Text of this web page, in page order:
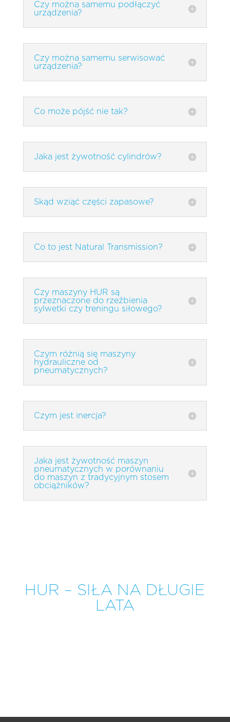
Czy można samemu podłączyć
urządzenia?
Czy można samemu serwisować
urządzenia?
Co może pójść nie tak?
Jaka jest żywotność cylindrów?
Skąd wziąć części zapasowe?
Co to jest Natural Transmission?
Czy maszyny HUR są
przeznaczone do rzeźbienia
sylwetki czy treningu siłowego?
Czym różnią się maszyny
hydrauliczne od
pneumatycznych?
Czym jest inercja?
Jaka jest żywotność maszyn
pneumatycznych w porównaniu
do maszyn z tradycyjnym stosem
obciążników?
HUR – SIŁA NA DŁUGIE
LATA